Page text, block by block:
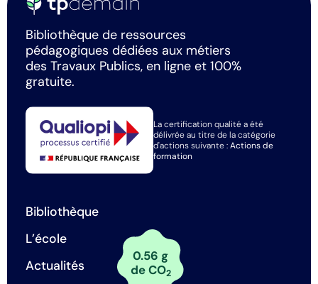
Bibliothèque de ressources
pédagogiques dédiées aux métiers
des Travaux Publics, en ligne et 100%
gratuite.
La certification qualité a été
délivrée au titre de la catégorie
d'actions suivante :Actions de
formation
Bibliothèque
L’école
Actualités
0.56 g
de CO2